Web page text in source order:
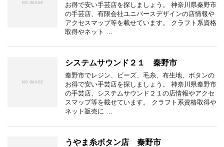
お得で安い手芸店を探しましょう。 神奈川県秦野市
の手芸店、有限会社ユニバースデザインの店情報や
アクセスマップ等を載せています。 クラフト系資格
取得やネット …
システムサウンド２１ 秦野市
秦野市でレジン、ビーズ、毛糸、布生地、ボタンの
お得で安い手芸店を探しましょう。 神奈川県秦野市
の手芸店、システムサウンド２１の店情報やアクセ
スマップ等を載せています。 クラフト系資格取得や
ネット販売に …
うやま糸ボタン店 秦野市